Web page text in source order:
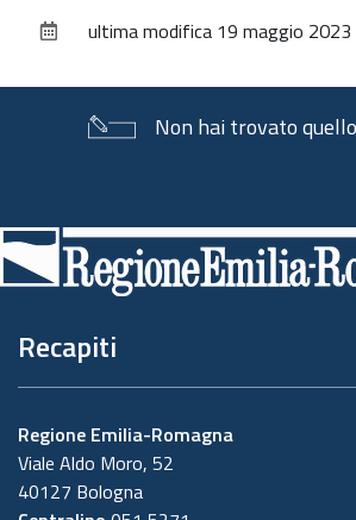
documentoultima modifica 19 maggio 2023
Non hai trovato
di
pagina
Recapiti
Regione Emilia-Romagna
Viale Aldo Moro, 52
40127 Bologna